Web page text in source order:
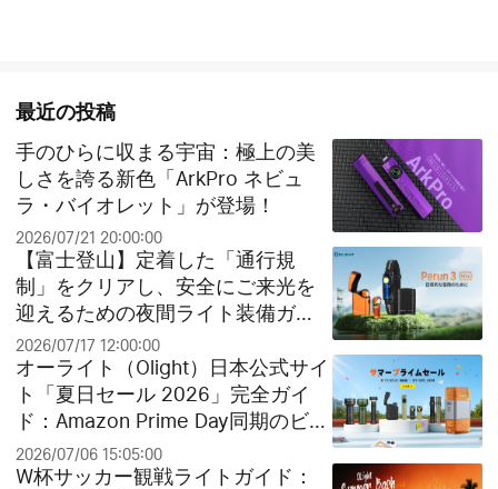
最近の投稿
手のひらに収まる宇宙：極上の美
しさを誇る新色「ArkPro ネビュ
ラ・バイオレット」が登場！
2026/07/21 20:00:00
【富士登山】定着した「通行規
制」をクリアし、安全にご来光を
迎えるための夜間ライト装備ガイ
ド
2026/07/17 12:00:00
オーライト（Olight）日本公式サイ
ト「夏日セール 2026」完全ガイ
ド：Amazon Prime Day同期のビッ
グセールとお得なクリアランス祭
り！
2026/07/06 15:05:00
W杯サッカー観戦ライトガイド：